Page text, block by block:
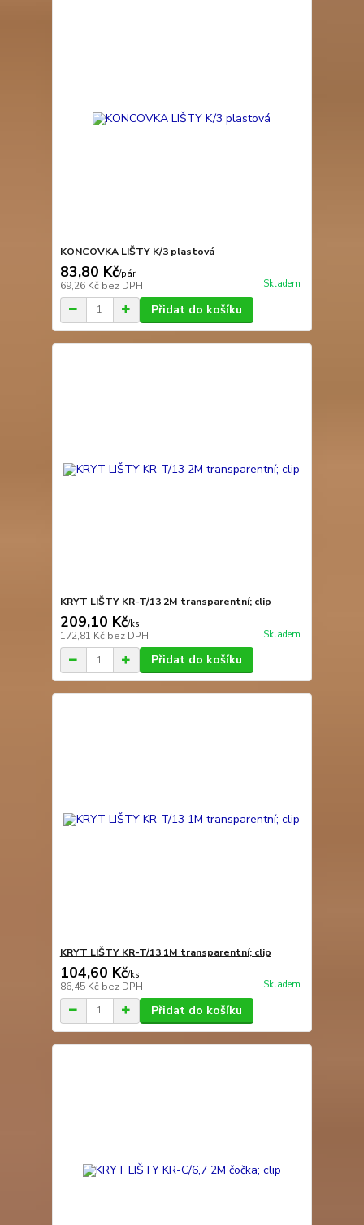
KONCOVKA LIŠTY K/3 plastová
83,80 Kč/pár
69,26 Kč bez DPH Skladem
Přidat do košíku
KRYT LIŠTY KR-T/13 2M transparentní; clip
209,10 Kč/ks
172,81 Kč bez DPH Skladem
Přidat do košíku
KRYT LIŠTY KR-T/13 1M transparentní; clip
104,60 Kč/ks
86,45 Kč bez DPH Skladem
Přidat do košíku